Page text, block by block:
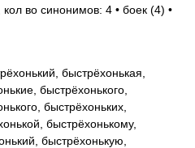
во синонимов: 4 • боек (4) •
быстрёхонькая,
быстрёхонького,
быстрёхоньких,
быстрёхонькому,
быстрёхонькую,